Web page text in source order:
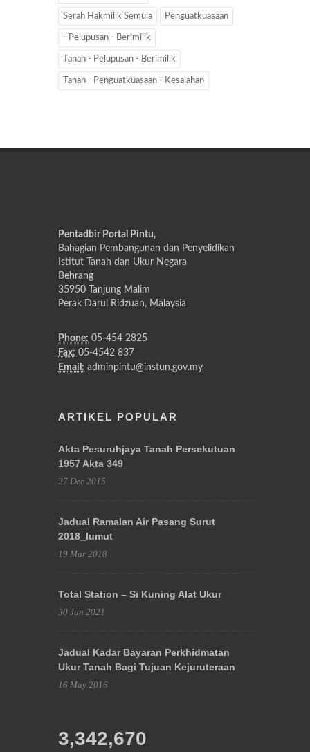
Serah Hakmilik Semula Penguatkuasaan
- Pelupusan - Berimilik
Tanah - Pelupusan - Berimilik
Tanah - Penguatkuasaan - Kesalahan
Pentadbir Portal Pintu,
Bahagian Pembangunan dan Penyelidikan
Istitut Tanah dan Ukur Negara
Behrang
35950 Tanjung Malim
Perak Darul Ridzuan, Malaysia
Phone: 05-454 2825
Fax: 05-4542 837
Email: adminpintu@instun.gov.my
ARTIKEL POPULAR
Akta Pesuruhjaya Tanah Persekutuan
1957 Akta 349
27 Dec 2015
Jadual Ramalan Air Pasang Surut
2018_lumut
19 Mar 2018
Total Station – Si Kuning Alat Ukur
30 Jun 2021
Jadual Kadar Bayaran Perkhidmatan
Ukur Tanah Bagi Tujuan Kejuruteraan
16 May 2016
3,342,670